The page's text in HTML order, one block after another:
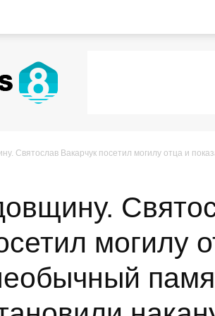
Святослав Вакарчук посетил могилу отца и
могилу